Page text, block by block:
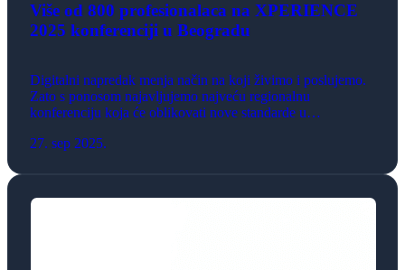
Više od 800 profesionalaca na XPERIENCE
2025 konferenciji u Beogradu
Digitalni napredak menja način na koji živimo i poslujemo.
Zato s ponosom najavljujemo najveću regionalnu
konferenciju koja će oblikovati nove standarde u
nazivom „XPERIENCE 2025 – Leading Digital Success“,
27. sep 2025.